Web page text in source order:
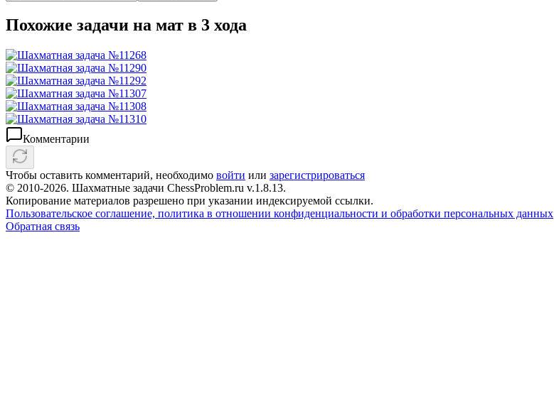
Похожие задачи на мат в 3 хода
Комментарии
Чтобы оставить комментарий, необходимо войти или зарегистрироваться
© 2010-2026. Шахматные задачи ChessProblem.ru v.1.8.13.
Копирование материалов разрешено при указании индексируемой ссылки.
Пользовательское соглашение, политика в отношении конфиденциальности и обработки персональных данных
Обратная связь